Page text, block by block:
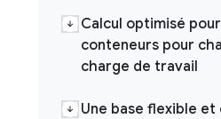
Calcul optimisé
conteneurs pour
charge de travail
Une base flexible